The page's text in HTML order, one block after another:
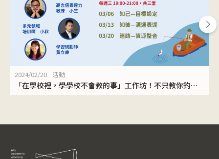
2024/02/20 活動
「在學校裡，學學校不會教的事」工作坊！不只教你釣魚，也陪你做自己的釣竿！